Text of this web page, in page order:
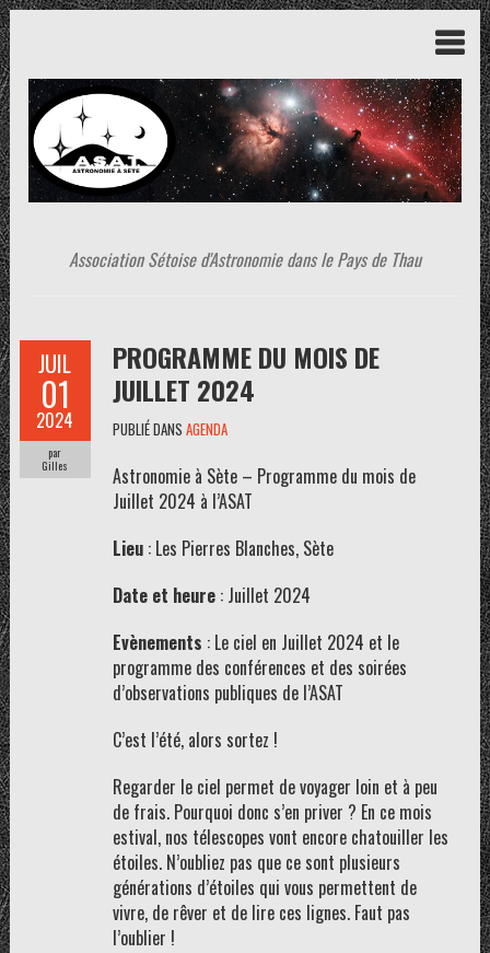
Association Sétoise d'Astronomie dans le Pays de Thau
JUIL
01
2024
par
Gilles
PROGRAMME DU MOIS DE
JUILLET 2024
PUBLIÉ DANS AGENDA
Astronomie à Sète – Programme du mois de
Juillet 2024 à l’ASAT
Lieu : Les Pierres Blanches, Sète
Date et heure: Juillet 2024
Evènements : Le ciel en Juillet 2024 et le
programme des conférences et des soirées
d’observations publiques de l’ASAT
C’est l’été, alors sortez !
Regarder le ciel permet de voyager loin et à peu
de frais. Pourquoi donc s’en priver ? En ce mois
estival, nos télescopes vont encore chatouiller les
étoiles. N’oubliez pas que ce sont plusieurs
générations d’étoiles qui vous permettent de
vivre, de rêver et de lire ces lignes. Faut pas
l’oublier !